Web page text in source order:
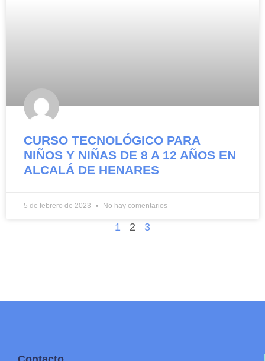
CURSO TECNOLÓGICO PARA
NIÑOS Y NIÑAS DE 8 A 12 AÑOS EN
ALCALÁ DE HENARES
5 de febrero de 2023 No hay comentarios
1 2 3